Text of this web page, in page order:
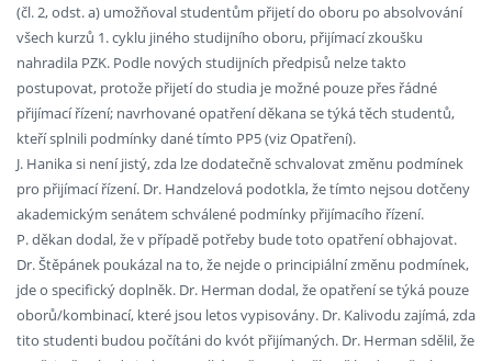
(čl. 2, odst. a) umožňoval studentům přijetí do oboru po absolvování
všech kurzů 1. cyklu jiného studijního oboru, přijímací zkoušku
nahradila PZK. Podle nových studijních předpisů nelze takto
postupovat, protože přijetí do studia je možné pouze přes řádné
přijímací řízení; navrhované opatření děkana se týká těch studentů,
kteří splnili podmínky dané tímto PP5 (viz Opatření).
J. Hanika si není jistý, zda lze dodatečně schvalovat změnu podmínek
pro přijímací řízení. Dr. Handzelová podotkla, že tímto nejsou dotčeny
akademickým senátem schválené podmínky přijímacího řízení.
P. děkan dodal, že v případě potřeby bude toto opatření obhajovat.
Dr. Štěpánek poukázal na to, že nejde o principiální změnu podmínek,
jde o specifický doplněk. Dr. Herman dodal, že opatření se týká pouze
oborů/kombinací, které jsou letos vypisovány. Dr. Kalivodu zajímá, zda
tito studenti budou počítáni do kvót přijímaných. Dr. Herman sdělil, že